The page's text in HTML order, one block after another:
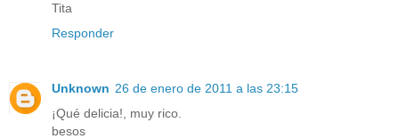
Tita
Responder
Unknown 26 de enero de 2011 a las 23:15
¡Qué delicia!, muy rico.
besos